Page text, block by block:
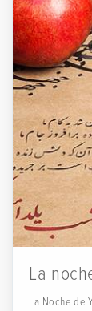
La
La Noche de